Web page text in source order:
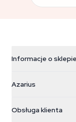
Informacje o sklepie
Galvaniweg 11
Nederland
Azarius
Magiczne grzyby
Obsługa klienta